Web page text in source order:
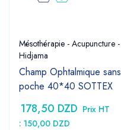
Mésothérapie - Acupuncture -
Hidjama
Champ Ophtalmique sans
poche 40*40 SOTTEX
178,50 DZD Prix HT
: 150,00 DZD